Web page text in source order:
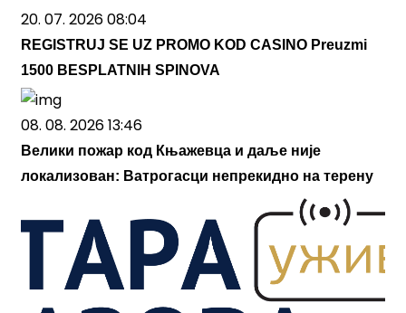
20. 07. 2026 08:04
REGISTRUJ SE UZ PROMO KOD CASINO Preuzmi
1500 BESPLATNIH SPINOVA
08. 08. 2026 13:46
Велики пожар код Књажевца и даље није
локализован: Ватрогасци непрекидно на терену